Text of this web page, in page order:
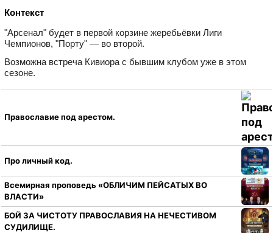
Контекст
"Арсенал" будет в первой корзине жеребьёвки Лиги
Чемпионов, "Порту" — во второй.
Возможна встреча Кивиора с бывшим клубом уже в этом
сезоне.
Православие под арестом.
Про личный код.
Всемирная проповедь «ОБЛИЧИМ ПЕЙСАТЫХ ВО
ВЛАСТИ»
БОЙ ЗА ЧИСТОТУ ПРАВОСЛАВИЯ НА НЕЧЕСТИВОМ
СУДИЛИЩЕ.